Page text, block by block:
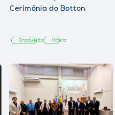
Cerimônia do Botton
Graduação Notícia